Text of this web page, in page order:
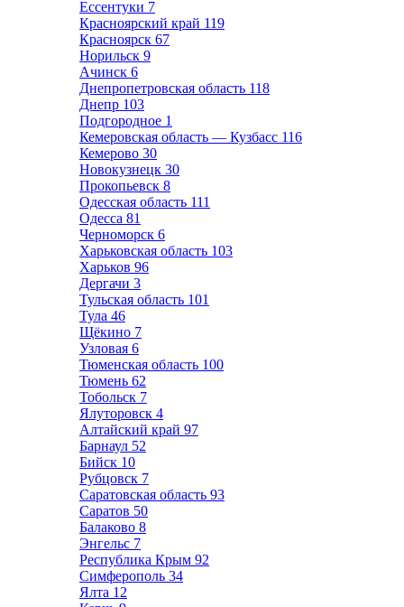
Ессентуки 7
Красноярский край 119
Красноярск 67
Норильск 9
Ачинск 6
Днепропетровская область 118
Днепр 103
Подгородное 1
Кемеровская область — Кузбасс 116
Кемерово 30
Новокузнецк 30
Прокопьевск 8
Одесская область 111
Одесса 81
Черноморск 6
Харьковская область 103
Харьков 96
Дергачи 3
Тульская область 101
Тула 46
Щёкино 7
Узловая 6
Тюменская область 100
Тюмень 62
Тобольск 7
Ялуторовск 4
Алтайский край 97
Барнаул 52
Бийск 10
Рубцовск 7
Саратовская область 93
Саратов 50
Балаково 8
Энгельс 7
Республика Крым 92
Симферополь 34
Ялта 12